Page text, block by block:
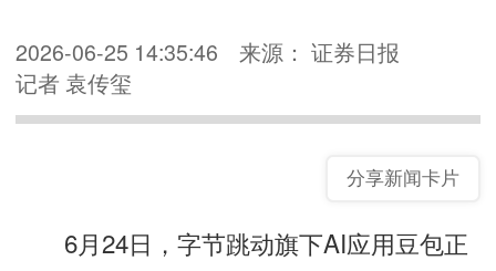
2026-06-25 14:35:46
来源： 证券日报
记者 袁传玺
分享新闻卡片
6月24日，字节跳动旗下AI应用豆包正